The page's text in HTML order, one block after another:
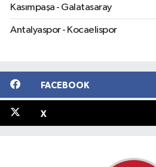
Kasımpaşa - Galatasaray
Antalyaspor - Kocaelispor
FACEBOOK
X